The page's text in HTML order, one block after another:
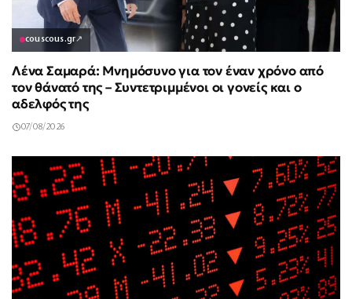
couscous.gr↗
Λένα Σαμαρά: Μνημόσυνο για τον έναν χρόνο από
τον θάνατό της – Συντετριμμένοι οι γονείς και ο
αδελφός της
07/08/2026